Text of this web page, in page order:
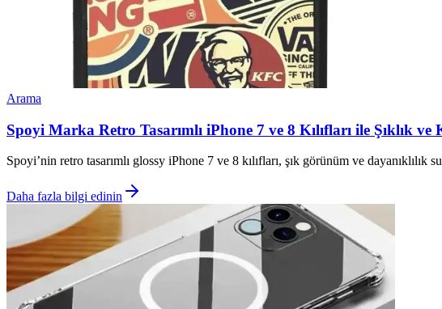
Arama
Spoyi Marka Retro Tasarımlı iPhone 7 ve 8 Kılıfları ile Şıklık
Spoyi’nin retro tasarımlı glossy iPhone 7 ve 8 kılıfları, şık görünüm ve
Daha fazla bilgi edinin